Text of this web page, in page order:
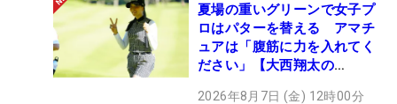
夏場の重いグリーンで女子プ
ロはパターを替える アマチ
ュアは「腹筋に力を入れてく
ださい」【大西翔太の
2026年8月7日 (金) 12時00分